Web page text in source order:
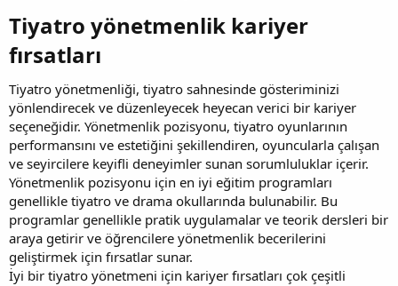
Tiyatro yönetmenlik kariyer
fırsatları​
Tiyatro yönetmenliği, tiyatro sahnesinde gösteriminizi
yönlendirecek ve düzenleyecek heyecan verici bir kariyer
seçeneğidir. Yönetmenlik pozisyonu, tiyatro oyunlarının
performansını ve estetiğini şekillendiren, oyuncularla çalışan
ve seyircilere keyifli deneyimler sunan sorumluluklar içerir.
Yönetmenlik pozisyonu için en iyi eğitim programları
genellikle tiyatro ve drama okullarında bulunabilir. Bu
programlar genellikle pratik uygulamalar ve teorik dersleri bir
araya getirir ve öğrencilere yönetmenlik becerilerini
geliştirmek için fırsatlar sunar.
İyi bir tiyatro yönetmeni için kariyer fırsatları çok çeşitli